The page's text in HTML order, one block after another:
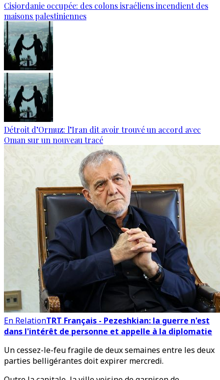
Cisjordanie occupée: des colons israéliens incendient des
maisons palestiniennes
Détroit d’Ormuz: l’Iran dit avoir trouvé un accord avec
Oman sur un nouveau tracé
En RelationTRT Français - Pezeshkian: la guerre n'est
dans l'intérêt de personne et appelle à la diplomatie
Un cessez-le-feu fragile de deux semaines entre les deux
parties belligérantes doit expirer mercredi.